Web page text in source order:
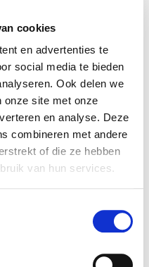
cookies
en advertenties te
social media te bieden
Ook delen we
onze site met onze
en analyse. Deze
combineren met andere
of die ze hebben
van hun services.
die de laureaten
een begeleiding aan
organisaties die zo
het BOOST-
Red Pencil,Interra
,
ook een opstartende
in